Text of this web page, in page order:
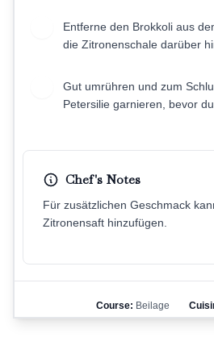
Entferne den Brokkoli aus
die Zitronenschale darüber
Gut umrühren und zum
Petersilie garnieren, bevor
Chef's Notes
Für zusätzlichen Geschmack
Zitronensaft hinzufügen.
Course: Beilage